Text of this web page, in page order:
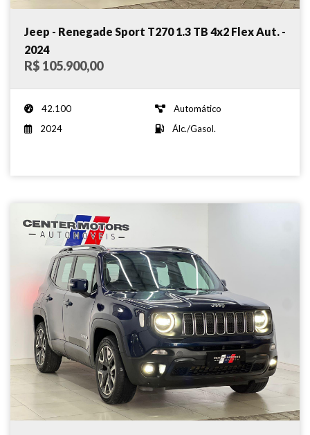
Jeep - Renegade Sport T270 1.3 TB 4x2 Flex Aut. -
2024
R$ 105.900,00
42.100
Automático
2024
Álc./Gasol.